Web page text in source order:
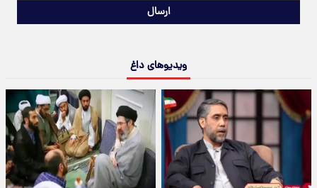
ارسال
ویدیوهای داغ